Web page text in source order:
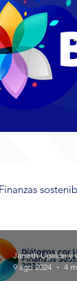
Hoja
Janeth Ugalde y
9 ago 2024
4